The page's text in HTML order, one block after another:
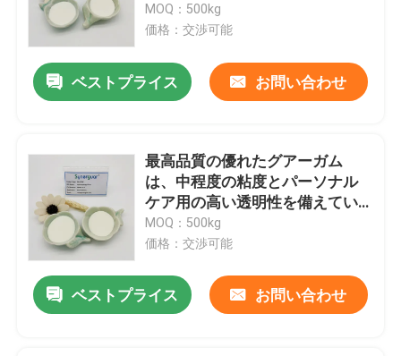
MOQ：500kg
価格：交渉可能
ベストプライス お問い合わせ
最高品質の優れたグアーガム
は、中程度の粘度とパーソナル
ケア用の高い透明性を備えてい
ます
MOQ：500kg
価格：交渉可能
ベストプライス お問い合わせ